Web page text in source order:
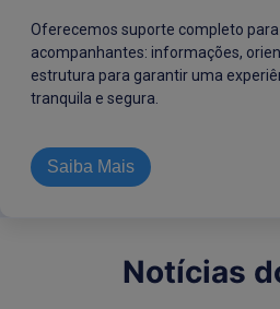
Oferecemos suporte completo
acompanhantes: informações,
estrutura para garantir uma
tranquila e segura.
Saiba Mais
Notícias